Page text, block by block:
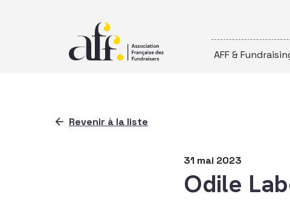
AFF &
Revenir à la liste
31 mai 2023
Odile